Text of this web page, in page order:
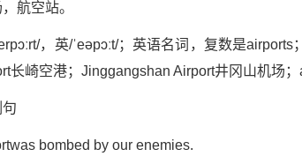
航空站。
，英/ˈeəpɔːt/；英语名词，复数是
长崎空港；Jinggangshan Airport井冈山机场
bombed by our enemies.